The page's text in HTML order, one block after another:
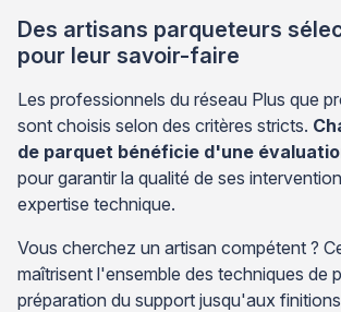
Des artisans parqueteurs
pour leur savoir-faire
Les professionnels du réseau Plus que
sont choisis selon des critères stricts.
de parquet bénéficie d'une
pour garantir la qualité de ses
expertise technique.
Vous cherchez un artisan compétent ?
maîtrisent l'ensemble des techniques de
préparation du support jusqu'aux